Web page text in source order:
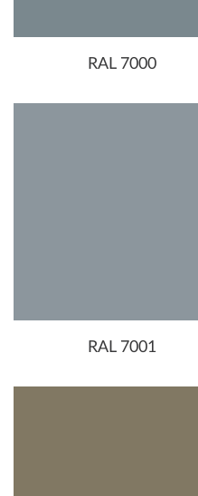
RAL 7000
RAL 7001